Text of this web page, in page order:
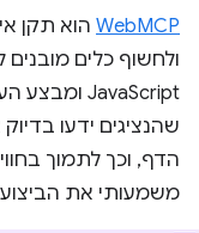
WebMCP הוא תקן
ולחשוף כלים מובנים
שהנציגים ידעו
הדף, וכך לתמוך
משמעותי את